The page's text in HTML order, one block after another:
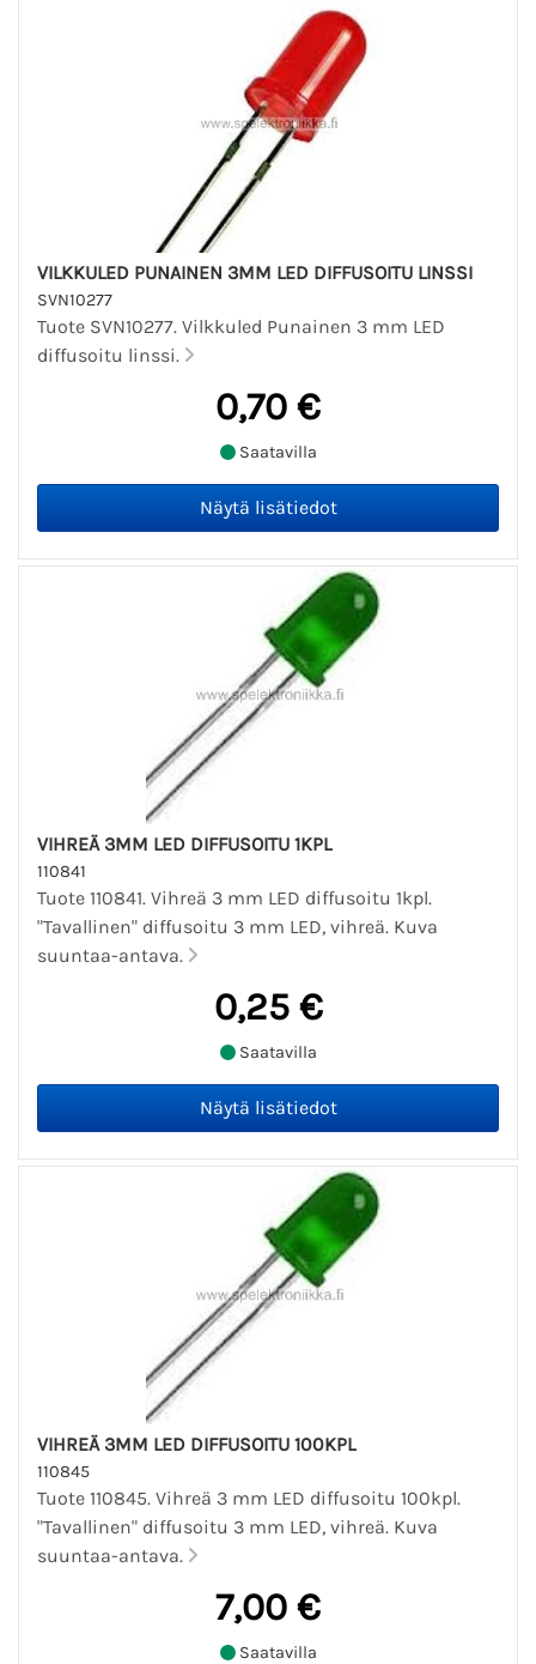
VILKKULED PUNAINEN 3MM LED DIFFUSOITU LINSSI
SVN10277
Tuote SVN10277. Vilkkuled Punainen 3 mm LED
diffusoitu linssi.
0,70 €
Saatavilla
VIHREÄ 3MM LED DIFFUSOITU 1KPL
110841
Tuote 110841. Vihreä 3 mm LED diffusoitu 1kpl.
"Tavallinen" diffusoitu 3 mm LED, vihreä. Kuva
suuntaa-antava.
0,25 €
Saatavilla
VIHREÄ 3MM LED DIFFUSOITU 100KPL
110845
Tuote 110845. Vihreä 3 mm LED diffusoitu 100kpl.
"Tavallinen" diffusoitu 3 mm LED, vihreä. Kuva
suuntaa-antava.
7,00 €
Saatavilla